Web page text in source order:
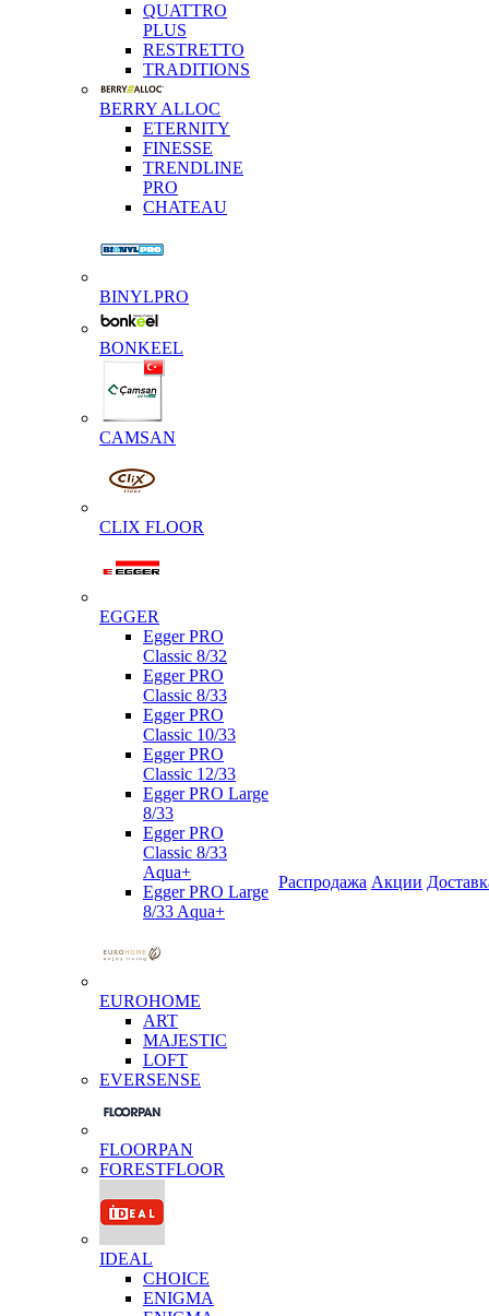
QUATTRO
PLUS
RESTRETTO
TRADITIONS
BERRY ALLOC
ETERNITY
FINESSE
TRENDLINE
PRO
CHATEAU
BINYLPRO
BONKEEL
CAMSAN
CLIX FLOOR
EGGER
Egger PRO
Classic 8/32
Egger PRO
Classic 8/33
Egger PRO
Classic 10/33
Egger PRO
Classic 12/33
Egger PRO Large
8/33
Egger PRO
Classic 8/33
Aqua+
Egger PRO Large
8/33 Aqua+
EUROHOME
ART
MAJESTIC
LOFT
EVERSENSE
FLOORPAN
FORESTFLOOR
IDEAL
CHOICE
ENIGMA
Распродажа Акции